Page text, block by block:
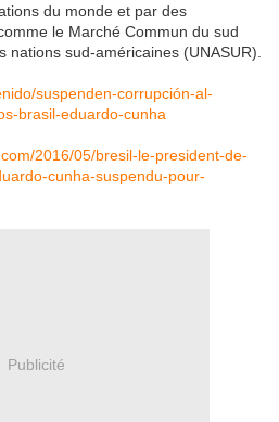
du monde et par des
le Marché Commun du sud
nations sud-américaines (UNASUR).
suspenden-corrupción-al-
brasil-eduardo-cunha
2016/05/bresil-le-president-de-
cunha-suspendu-pour-
Publicité